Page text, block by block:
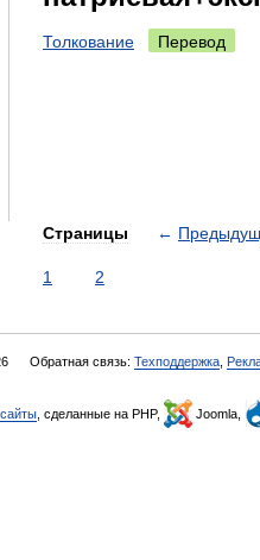
Толкование Перевод
Страницы ←
1 2
Обратная связь: Техподдержка
, сделанные на PHP, Joomla,